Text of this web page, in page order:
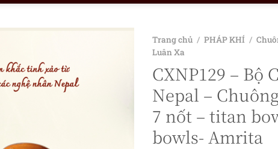
Trang chủ / PHÁP KHÍ /
Luân Xa
CXNP129 – Bộ
Nepal –
7 nốt – titan
bowls- Amrita